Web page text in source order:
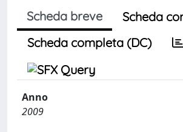
Scheda breve
Scheda
Scheda completa (DC)
Anno
2009